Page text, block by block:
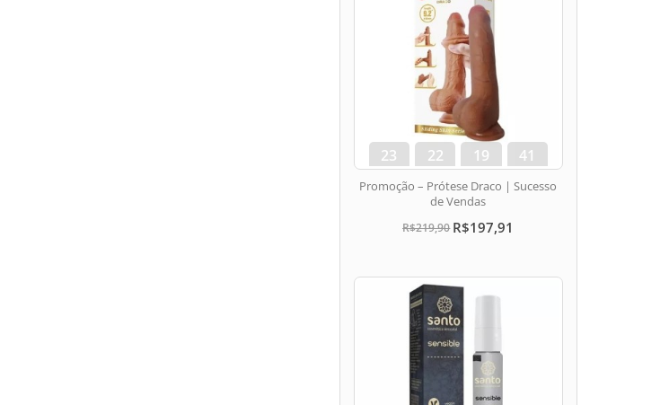
23
dias
22
hora
19
min
41
seg
Promoção – Prótese Draco | Sucesso
de Vendas
R$219,90 R$197,91